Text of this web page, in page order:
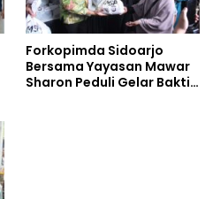
Forkopimda Sidoarjo
Bersama Yayasan Mawar
Sharon Peduli Gelar Bakti